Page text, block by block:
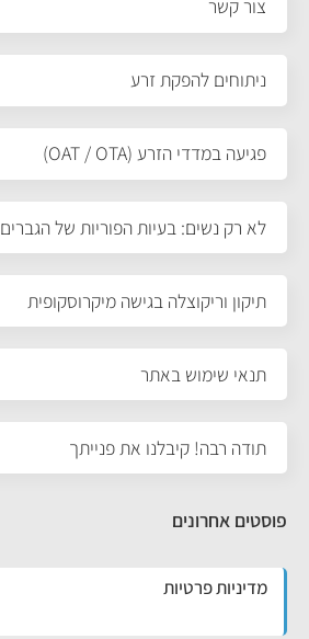
צור קשר
ניתוחים להפקת זרע
פגיעה במדדי הזרע (OAT / OTA)
לא רק נשים: בעיות הפוריות של הגברים
תיקון וריקוצלה בגישה מיקרוסקופית
תנאי שימוש באתר
תודה רבה! קיבלנו את פנייתך
פוסטים אחרונים
מדיניות פרטיות